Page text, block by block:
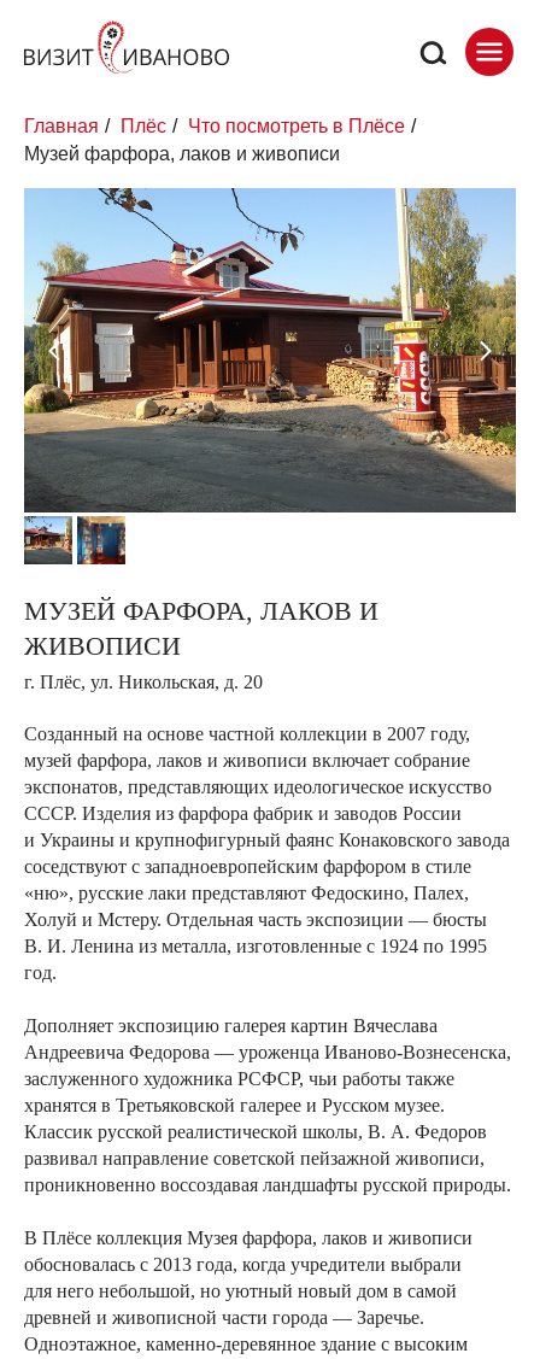
Главная / Плёс / Что посмотреть в Плёсе /
Музей фарфора, лаков и живописи
МУЗЕЙ ФАРФОРА, ЛАКОВ И
ЖИВОПИСИ
г. Плёс, ул. Никольская, д. 20
Созданный на основе частной коллекции в 2007 году,
музей фарфора, лаков и живописи включает собрание
экспонатов, представляющих идеологическое искусство
СССР. Изделия из фарфора фабрик и заводов России
и Украины и крупнофигурный фаянс Конаковского завода
соседствуют с западноевропейским фарфором в стиле
«ню», русские лаки представляют Федоскино, Палех,
Холуй и Мстеру. Отдельная часть экспозиции — бюсты
В. И. Ленина из металла, изготовленные с 1924 по 1995
год.
Дополняет экспозицию галерея картин Вячеслава
Андреевича Федорова — уроженца Иваново-Вознесенска,
заслуженного художника РСФСР, чьи работы также
хранятся в Третьяковской галерее и Русском музее.
Классик русской реалистической школы, В. А. Федоров
развивал направление советской пейзажной живописи,
проникновенно воссоздавая ландшафты русской природы.
В Плёсе коллекция Музея фарфора, лаков и живописи
обосновалась с 2013 года, когда учредители выбрали
для него небольшой, но уютный новый дом в самой
древней и живописной части города — Заречье.
Одноэтажное, каменно-деревянное здание с высоким